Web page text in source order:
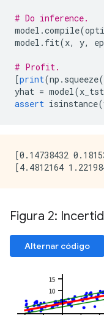
# Do inference.
model .compile(
model . fit(x, y,
# Profit.
[print(np . squeeze(
yhat = model(x_tst
assert isinstance(
[0.14738432
Figura 2:
Alternar código